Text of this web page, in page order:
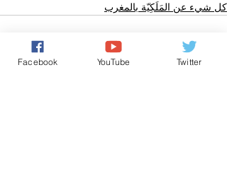
كل شيء عن المَلَكِيّة بالمغرب
Facebook YouTube Twitter